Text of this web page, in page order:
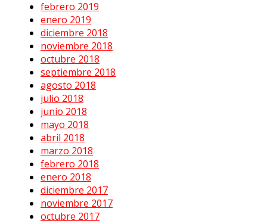
febrero 2019
enero 2019
diciembre 2018
noviembre 2018
octubre 2018
septiembre 2018
agosto 2018
julio 2018
junio 2018
mayo 2018
abril 2018
marzo 2018
febrero 2018
enero 2018
diciembre 2017
noviembre 2017
octubre 2017